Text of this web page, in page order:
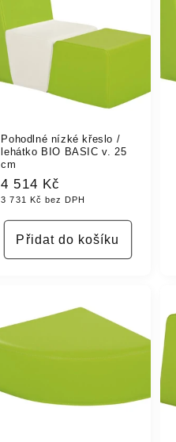
Pohodlné nízké křeslo /
lehátko BIO BASIC v. 25
cm
Běžná
cena
4 514 Kč
3 731 Kč bez DPH
Přidat do košíku